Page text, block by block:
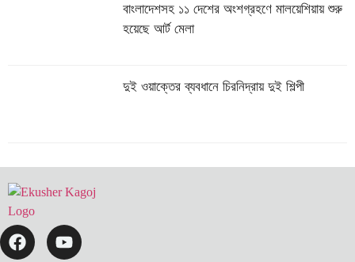
বাংলাদেশসহ ১১ দেশের অংশগ্রহণে মালয়েশিয়ায় শুরু
হয়েছে আর্ট মেলা
দুই ওয়াক্তের ব্যবধানে চিরনিদ্রায় দুই শিল্পী